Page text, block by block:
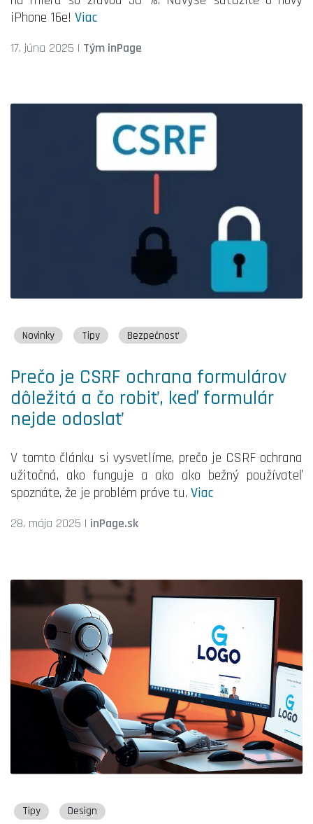
iPhone 16e! Viac
17. júna 2025 | Tým inPage
Novinky Tipy Bezpečnosť
Prečo je CSRF ochrana formulárov
dôležitá a čo robiť, keď formulár
nejde odoslať
V tomto článku si vysvetlíme, prečo je CSRF ochrana
užitočná, ako funguje a ako ako bežný používateľ
spoznáte, že je problém práve tu. Viac
28. mája 2025 | inPage.sk
Tipy Design